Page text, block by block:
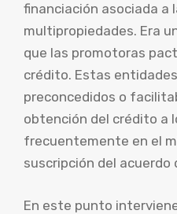
financiación asociada a
multipropiedades. Era
que las promotoras
crédito. Estas
preconcedidos o
obtención del crédito a
frecuentemente en el
suscripción del acuerdo
En este punto